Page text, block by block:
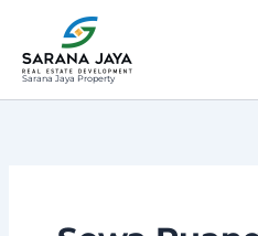
konten
Sarana Jaya Property